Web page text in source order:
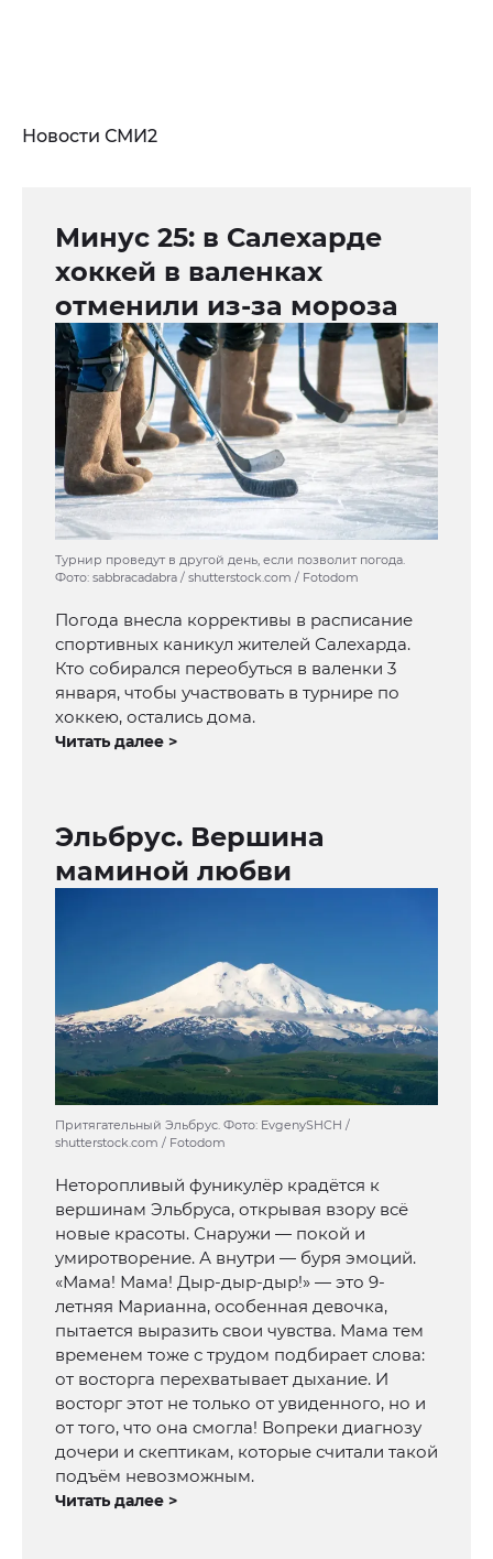
Новости СМИ2
Минус 25: в Салехарде
хоккей в валенках
отменили из-за мороза
Турнир проведут в другой день, если позволит погода.
Фото: sabbracadabra / shutterstock.com / Fotodom
Погода внесла коррективы в расписание
спортивных каникул жителей Салехарда.
Кто собирался переобуться в валенки 3
января, чтобы участвовать в турнире по
хоккею, остались дома.
Читать далее >
Эльбрус. Вершина
маминой любви
Притягательный Эльбрус. Фото: EvgenySHCH /
shutterstock.com / Fotodom
Неторопливый фуникулёр крадётся к
вершинам Эльбруса, открывая взору всё
новые красоты. Снаружи — покой и
умиротворение. А внутри — буря эмоций.
«Мама! Мама! Дыр-дыр-дыр!» — это 9-
летняя Марианна, особенная девочка,
пытается выразить свои чувства. Мама тем
временем тоже с трудом подбирает слова:
от восторга перехватывает дыхание. И
восторг этот не только от увиденного, но и
от того, что она смогла! Вопреки диагнозу
дочери и скептикам, которые считали такой
подъём невозможным.
Читать далее >